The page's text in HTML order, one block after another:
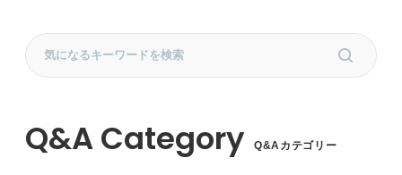
Q&Aカテゴリー